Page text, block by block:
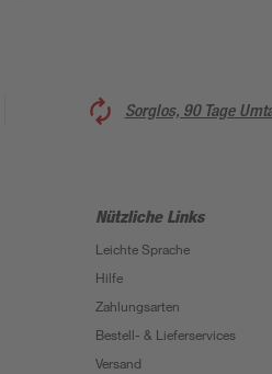
Sorglos, 90 Tage
Nützliche Links
Leichte Sprache
Hilfe
Zahlungsarten
Bestell- & Lieferservices
Versand